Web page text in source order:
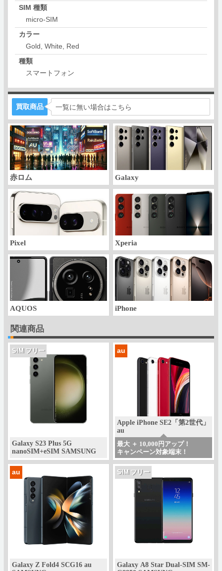
SIM 種類
micro-SIM
カラー
Gold, White, Red
種類
スマートフォン
買取商品 一覧に無い場合はこちら
赤ロム Galaxy
Pixel Xperia
AQUOS iPhone
関連商品
SIM フリー
Galaxy S23 Plus 5G
nanoSIM+eSIM SAMSUNG
au
Apple iPhone SE2「第2世代」
au
最大 ＋ 10,000円アップ！
キャンペーン対象端末！
au
Galaxy Z Fold4 SCG16 au
SIM フリー
Galaxy A8 Star Dual-SIM SM-